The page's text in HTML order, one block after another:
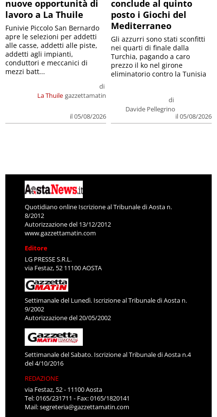
nuove opportunità di
lavoro a La Thuile
La Thuile
di
gazzettamatin
il 05/08/2026
Funivie Piccolo San Bernardo
apre le selezioni per addetti
alle casse, addetti alle piste,
addetti agli impianti,
conduttori e meccanici di
mezzi batt...
conclude al quinto
posto i Giochi del
Mediterraneo
di
Davide Pellegrino
il 05/08/2026
Gli azzurri sono stati sconfitti
nei quarti di finale dalla
Turchia, pagando a caro
prezzo il ko nel girone
eliminatorio contro la Tunisia
Quotidiano online Iscrizione al Tribunale di Aosta n.
8/2012
Autorizzazione del 13/12/2012
www.gazzettamatin.com
Editore
LG PRESSE S.R.L.
via Festaz, 52 11100 AOSTA
Settimanale del Lunedì. Iscrizione al Tribunale di Aosta n.
9/2002
Autorizzazione del 20/05/2002
Settimanale del Sabato. Iscrizione al Tribunale di Aosta n.4
del 4/10/2016
REDAZIONE
via Festaz, 52 - 11100 Aosta
Tel: 0165/231711 - Fax: 0165/1820141
Mail:segreteria@gazzettamatin.com